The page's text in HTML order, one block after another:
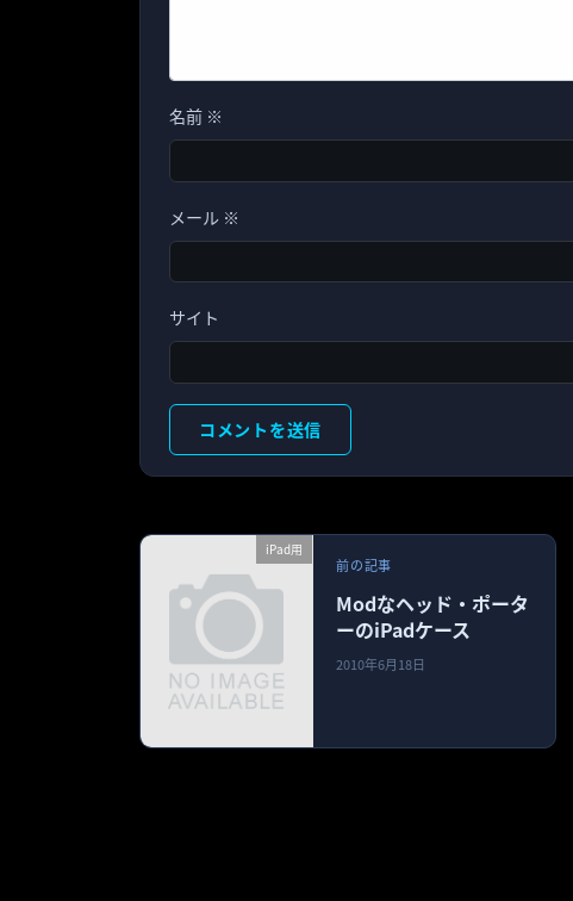
名前 ※
メール ※
サイト
iPad用
前の記事
Modなヘッド・ポータ
ーのiPadケース
2010年6月18日